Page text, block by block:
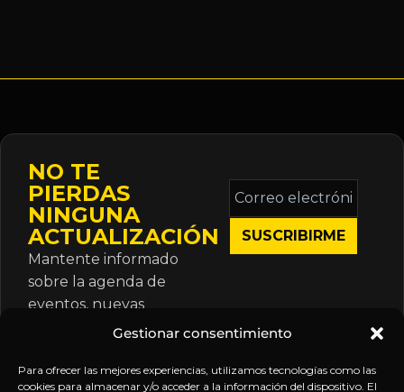
Gestionar consentimiento
Para ofrecer las mejores experiencias, utilizamos tecnologías como las
cookies para almacenar y/o acceder a la información del dispositivo. El
NO TE
PIERDAS
NINGUNA
ACTUALIZACIÓN
Mantente informado
sobre la agenda de
eventos, nuevas
publicaciones y
suscripción.
Correo
electrónico
*